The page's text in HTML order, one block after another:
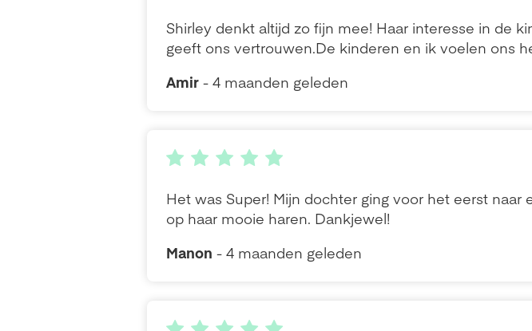
Shirley denkt altijd zo fijn mee! Haar interesse in de
geeft ons vertrouwen.De kinderen en ik voelen ons
Amir - 4 maanden geleden
Het was Super! Mijn dochter ging voor het eerst
op haar mooie haren. Dankjewel!
Manon - 4 maanden geleden